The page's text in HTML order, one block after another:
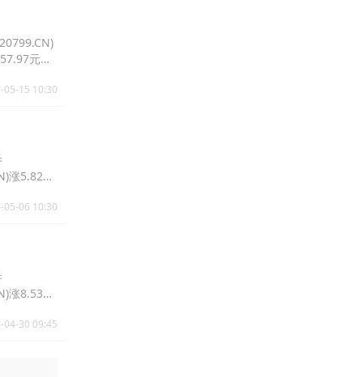
元，
05-15 10:30
涨5.82%
05-06 10:30
涨8.53%
04-30 09:45